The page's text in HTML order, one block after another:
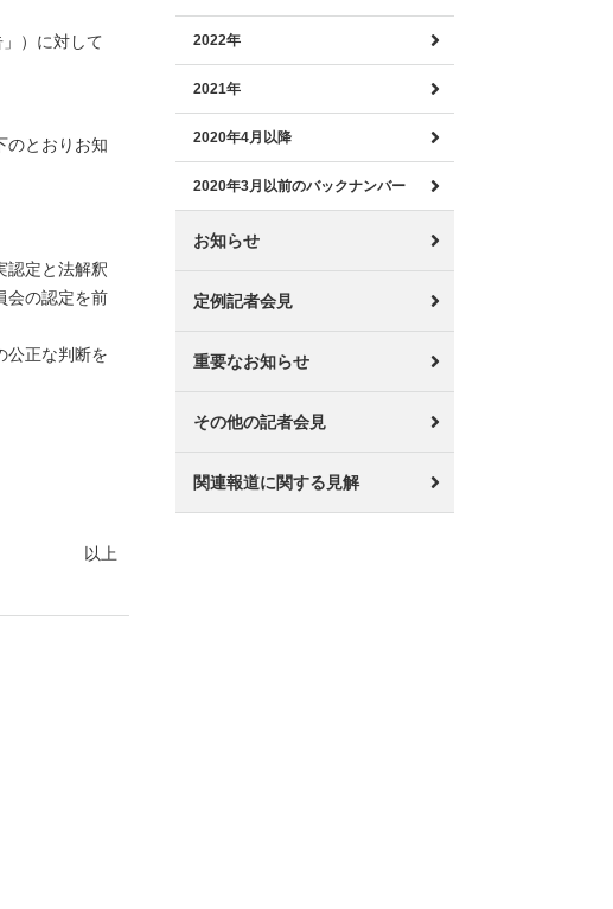
）に対して
のとおりお知
認定と法解釈
会の認定を前
公正な判断を
以上
2022年
2021年
2020年4月以降
2020年3月以前のバックナンバー
お知らせ
定例記者会見
重要なお知らせ
その他の記者会見
関連報道に関する見解